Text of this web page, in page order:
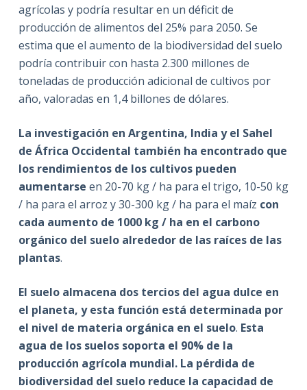
agrícolas y podría resultar en un déficit de
producción de alimentos del 25% para 2050. Se
estima que el aumento de la biodiversidad del suelo
podría contribuir con hasta 2.300 millones de
toneladas de producción adicional de cultivos por
año, valoradas en 1,4 billones de dólares.
La investigación en Argentina, India y el Sahel
de África Occidental también ha encontrado que
los rendimientos de los cultivos pueden
aumentarse en 20-70 kg / ha para el trigo, 10-50 kg
/ ha para el arroz y 30-300 kg / ha para el maíz con
cada aumento de 1000 kg / ha en el carbono
orgánico del suelo alrededor de las raíces de las
plantas.
El suelo almacena dos tercios del agua dulce en
el planeta, y esta función está determinada por
el nivel de materia orgánica en el suelo. Esta
agua de los suelos soporta el 90% de la
producción agrícola mundial. La pérdida de
biodiversidad del suelo reduce la capacidad de